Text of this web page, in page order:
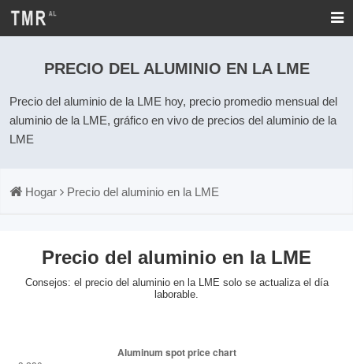
PRECIO DEL ALUMINIO EN LA LME
Precio del aluminio de la LME hoy, precio promedio mensual del
aluminio de la LME, gráfico en vivo de precios del aluminio de la
LME
Hogar Precio del aluminio en la LME
Precio del aluminio en la LME
Consejos: el precio del aluminio en la LME solo se actualiza el día
laborable.